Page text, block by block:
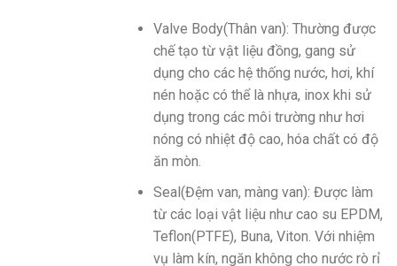
Valve Body(Thân van): Thường được
chế tạo từ vật liệu đồng, gang sử
dụng cho các hệ thống nước, hơi, khí
nén hoặc có thể là nhựa, inox khi sử
dụng trong các môi trường như hơi
nóng có nhiệt độ cao, hóa chất có độ
ăn mòn.
Seal(Đệm van, màng van): Được làm
từ các loại vật liệu như cao su EPDM,
Teflon(PTFE), Buna, Viton. Với nhiệm
vụ làm kín, ngăn không cho nước rò rỉ